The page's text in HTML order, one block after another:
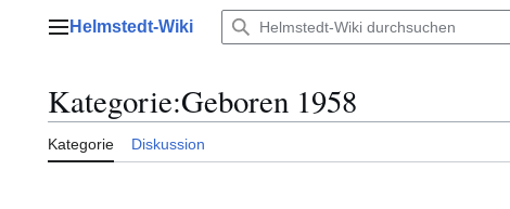
Hauptmenü
Helmstedt-Wiki
Kategorie:Geboren 1958
Kategorie Diskussion